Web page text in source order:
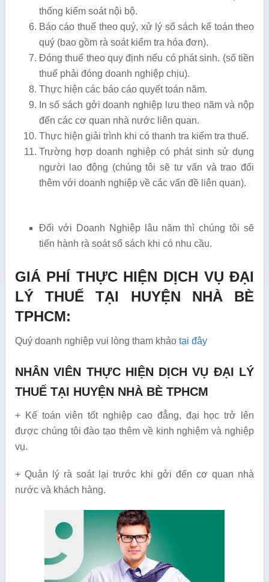
thống kiểm soát nội bộ.
Báo cáo thuế theo quý, xử lý sổ sách kế toán theo
quý (bao gồm rà soát kiểm tra hóa đơn).
Đóng thuế theo quy định nếu có phát sinh. (số tiền
thuế phải đóng doanh nghiệp chịu).
Thực hiện các báo cáo quyết toán năm.
In sổ sách gởi doanh nghiệp lưu theo năm và nộp
đến các cơ quan nhà nước liên quan.
Thực hiện giải trình khi có thanh tra kiểm tra thuế.
Trường hợp doanh nghiệp có phát sinh sử dụng
người lao động (chúng tôi sẽ tư vấn và trao đổi
thêm với doanh nghiệp về các vấn đề liên quan).
Đối với Doanh Nghiệp lâu năm thì chúng tôi sẽ
tiến hành rà soát sổ sách khi có nhu cầu.
GIÁ PHÍ THỰC HIỆN DỊCH VỤ ĐẠI
LÝ THUẾ TẠI HUYỆN NHÀ BÈ
TPHCM:
Quý doanh nghiệp vui lòng tham khảo tại đây
NHÂN VIÊN THỰC HIỆN DỊCH VỤ ĐẠI LÝ
THUẾ TẠI HUYỆN NHÀ BÈ TPHCM
+ Kế toán viên tốt nghiệp cao đẳng, đại học trở lên
được chúng tôi đào tạo thêm về kinh nghiệm và nghiệp
vụ.
+ Quản lý rà soát lại trước khi gởi đến cơ quan nhà
nước và khách hàng.